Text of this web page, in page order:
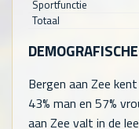
Sportfunctie
Totaal
Bergen aan Zee
43% man en 57%
aan Zee valt in de